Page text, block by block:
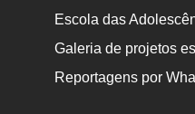
Escola das
Galeria de projetos
Reportagens por